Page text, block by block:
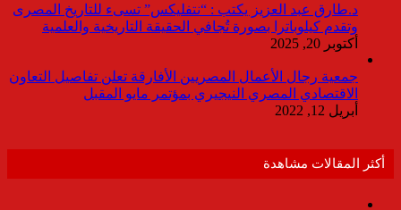
د.طارق عبد العزيز يكتب : “نتفليكس” تسىء للتاريخ المصرى
وتقدم كيلوباترا بصورة تُجافي الحقيقة التاريخية والعلمية
أكتوبر 20, 2025
جمعية رجال الأعمال المصريين الأفارقة تعلن تفاصيل التعاون
الاقتصادي المصري النيجيري بمؤتمر مايو المقبل
أبريل 12, 2022
أكثر المقالات مشاهدة